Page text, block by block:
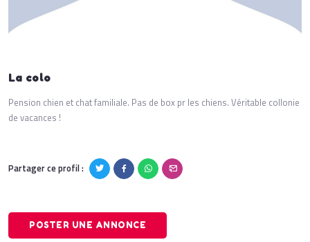
La colo
Pension chien et chat familiale. Pas de box pr les chiens. Véritable collonie
de vacances !
Partager ce profil :
POSTER UNE ANNONCE